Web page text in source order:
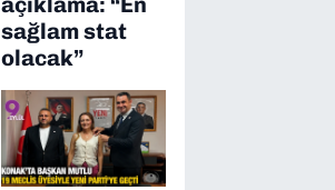
sağlam stat
olacak”